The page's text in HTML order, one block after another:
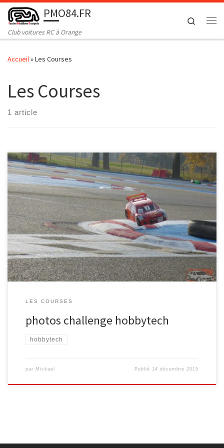
Passer au contenu
PMO84.FR
Club voitures RC à Orange
Search
Accueil»Les Courses
Les Courses
1 article
galerie en ligne
LES COURSES
photos challenge hobbytech
hobbytech
par Mickael Publié 14 décembre 2015